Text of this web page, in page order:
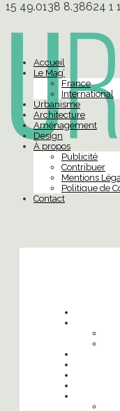
15 49.0138 8.38624 1 1
Accueil
Le Mag’
France
International
Urbanisme
Architecture
Aménagement
Design
À propos
Publicité
Contribuer
Mentions
Politique de
Contact